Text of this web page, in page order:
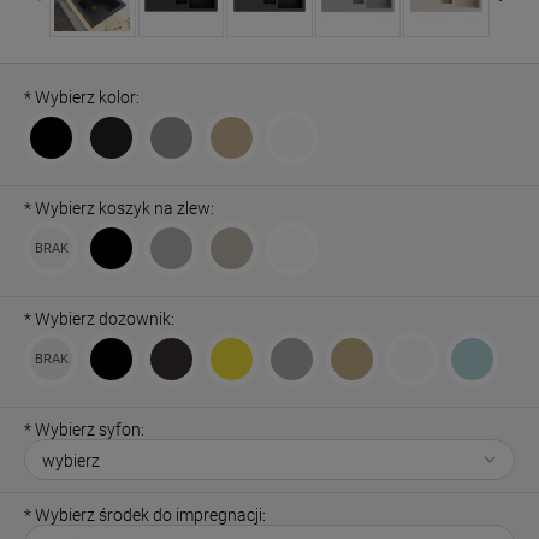
*Wybierz kolor:
*Wybierz koszyk na zlew:
*Wybierz dozownik:
*Wybierz syfon:
*Wybierz środek do impregnacji: